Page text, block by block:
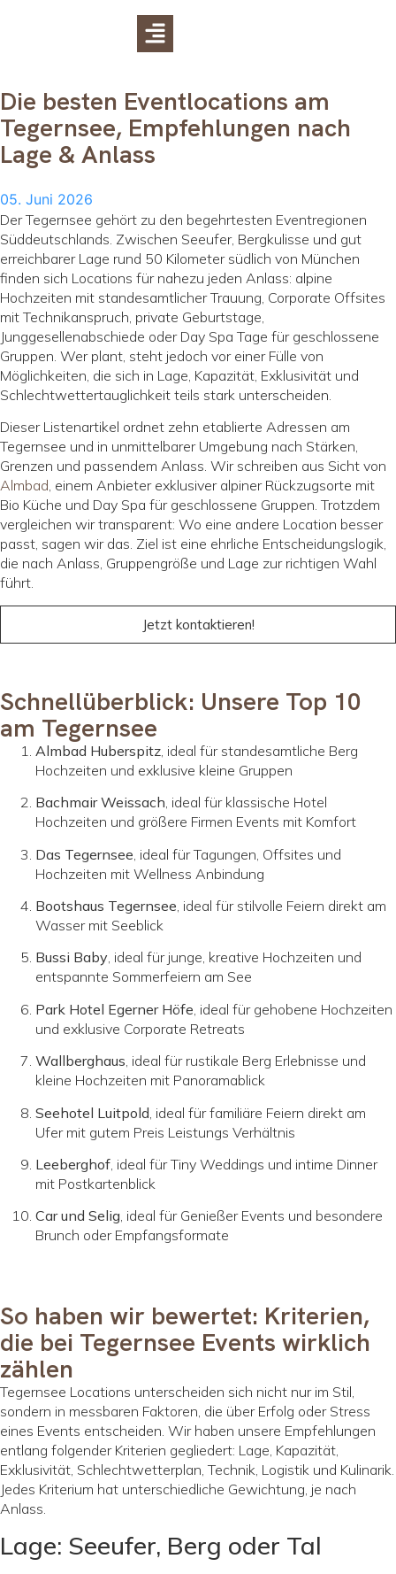
Die besten Eventlocations am
Tegernsee, Empfehlungen nach
Lage & Anlass
05. Juni 2026
Der Tegernsee gehört zu den begehrtesten Eventregionen
Süddeutschlands. Zwischen Seeufer, Bergkulisse und gut
erreichbarer Lage rund 50 Kilometer südlich von München
finden sich Locations für nahezu jeden Anlass: alpine
Hochzeiten mit standesamtlicher Trauung, Corporate Offsites
mit Technikanspruch, private Geburtstage,
Junggesellenabschiede oder Day Spa Tage für geschlossene
Gruppen. Wer plant, steht jedoch vor einer Fülle von
Möglichkeiten, die sich in Lage, Kapazität, Exklusivität und
Schlechtwettertauglichkeit teils stark unterscheiden.
Dieser Listenartikel ordnet zehn etablierte Adressen am
Tegernsee und in unmittelbarer Umgebung nach Stärken,
Grenzen und passendem Anlass. Wir schreiben aus Sicht von
Almbad, einem Anbieter exklusiver alpiner Rückzugsorte mit
Bio Küche und Day Spa für geschlossene Gruppen. Trotzdem
vergleichen wir transparent: Wo eine andere Location besser
passt, sagen wir das. Ziel ist eine ehrliche Entscheidungslogik,
die nach Anlass, Gruppengröße und Lage zur richtigen Wahl
führt.
Jetzt kontaktieren!
Schnellüberblick: Unsere Top 10
am Tegernsee
Almbad Huberspitz , ideal für standesamtliche Berg
Hochzeiten und exklusive kleine Gruppen
Bachmair Weissach, ideal für klassische Hotel
Hochzeiten und größere Firmen Events mit Komfort
Das Tegernsee , ideal für Tagungen, Offsites und
Hochzeiten mit Wellness Anbindung
Bootshaus Tegernsee , ideal für stilvolle Feiern direkt am
Wasser mit Seeblick
Bussi Baby, ideal für junge, kreative Hochzeiten und
entspannte Sommerfeiern am See
Park Hotel Egerner Höfe , ideal für gehobene Hochzeiten
und exklusive Corporate Retreats
Wallberghaus, ideal für rustikale Berg Erlebnisse und
kleine Hochzeiten mit Panoramablick
Seehotel Luitpold , ideal für familiäre Feiern direkt am
Ufer mit gutem Preis Leistungs Verhältnis
Leeberghof , ideal für Tiny Weddings und intime Dinner
mit Postkartenblick
Car und Selig, ideal für Genießer Events und besondere
Brunch oder Empfangsformate
So haben wir bewertet: Kriterien,
die bei Tegernsee Events wirklich
zählen
Tegernsee Locations unterscheiden sich nicht nur im Stil,
sondern in messbaren Faktoren, die über Erfolg oder Stress
eines Events entscheiden. Wir haben unsere Empfehlungen
entlang folgender Kriterien gegliedert: Lage, Kapazität,
Exklusivität, Schlechtwetterplan, Technik, Logistik und Kulinarik.
Jedes Kriterium hat unterschiedliche Gewichtung, je nach
Anlass.
Lage: Seeufer, Berg oder Tal